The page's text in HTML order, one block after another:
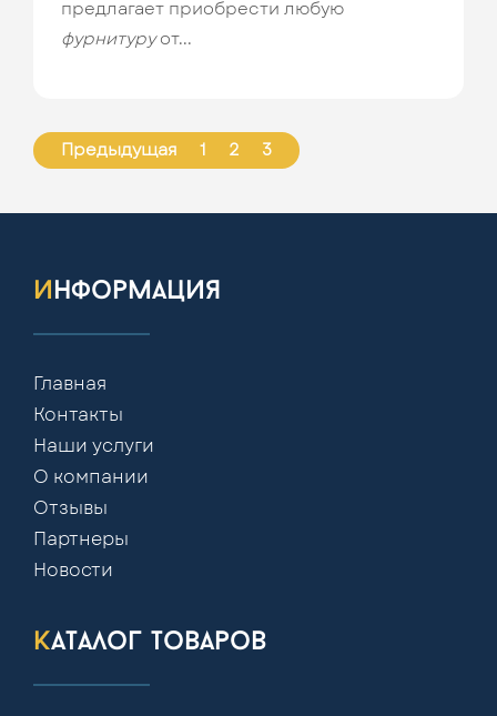
предлагает приобрести любую
фурнитуруот...
Предыдущая 1 2 3
информация
Главная
Контакты
Наши услуги
О компании
Отзывы
Партнеры
Новости
каталог товаров